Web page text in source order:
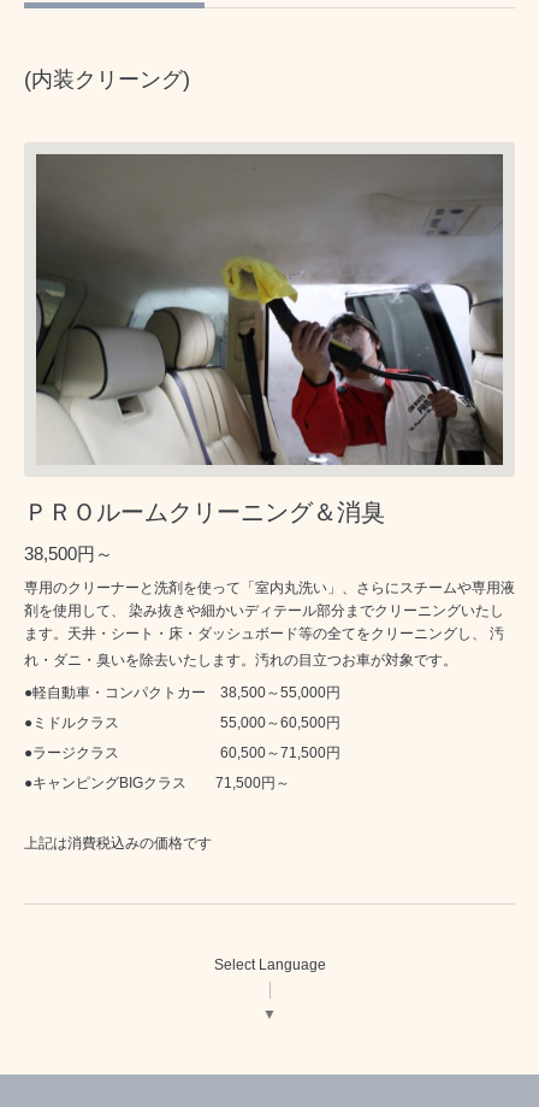
(内装クリーング)
ＰＲＯルームクリーニング＆消臭
38,500円～
専用のクリーナーと洗剤を使って「室内丸洗い」、さらにスチームや専用液
剤を使用して、 染み抜きや細かいディテール部分までクリーニングいたし
ます。天井・シート・床・ダッシュボード等の全てをクリーニングし、 汚
れ・ダニ・臭いを除去いたします。汚れの目立つお車が対象です。
●軽自動車・コンパクトカー 38,500～55,000円
●ミドルクラス 55,000～60,500円
●ラージクラス 60,500～71,500円
●キャンピングBIGクラス 71,500円～
上記は消費税込みの価格です
Select Language
▼